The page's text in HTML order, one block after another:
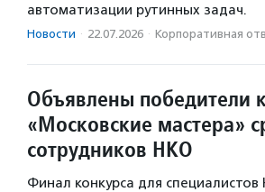
автоматизации рутинных задач.
Новости · 22.07.2026 · Корпоративная
Объявлены победители
«Московские мастера»
сотрудников НКО
Финал конкурса для специалистов